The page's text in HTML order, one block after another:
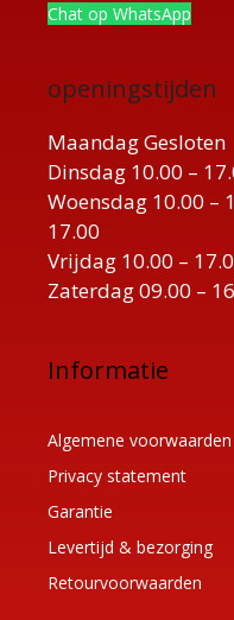
Chat op WhatsApp
openingstijden
Maandag Gesloten
Dinsdag 10.00 –
Woensdag 10.00 –
17.00
Vrijdag 10.00 –
Zaterdag 09.00 –
Informatie
Algemene voorwaarden
Privacy statement
Garantie
Levertijd & bezorging
Retourvoorwaarden